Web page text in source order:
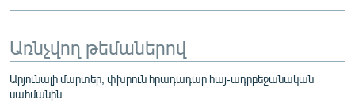
Առնչվող թեմաներով
Արյունալի մարտեր, փխրուն հրադադար հայ-ադրբեջանական
սահմանին